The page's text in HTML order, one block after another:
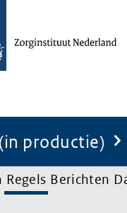
productie)
Regels Berichten